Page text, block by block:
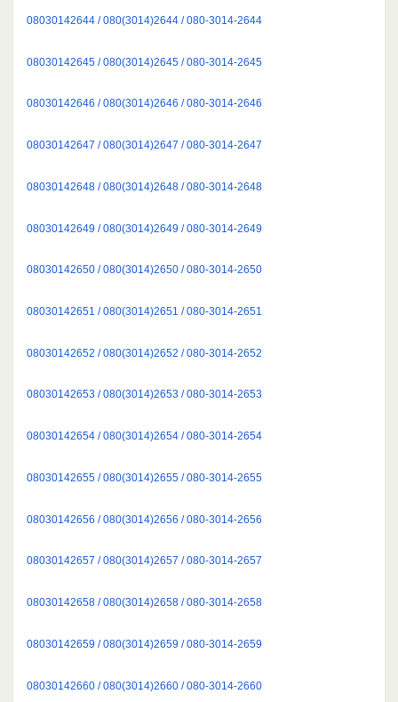
08030142644 / 080(3014)2644 / 080-3014-2644
08030142645 / 080(3014)2645 / 080-3014-2645
08030142646 / 080(3014)2646 / 080-3014-2646
08030142647 / 080(3014)2647 / 080-3014-2647
08030142648 / 080(3014)2648 / 080-3014-2648
08030142649 / 080(3014)2649 / 080-3014-2649
08030142650 / 080(3014)2650 / 080-3014-2650
08030142651 / 080(3014)2651 / 080-3014-2651
08030142652 / 080(3014)2652 / 080-3014-2652
08030142653 / 080(3014)2653 / 080-3014-2653
08030142654 / 080(3014)2654 / 080-3014-2654
08030142655 / 080(3014)2655 / 080-3014-2655
08030142656 / 080(3014)2656 / 080-3014-2656
08030142657 / 080(3014)2657 / 080-3014-2657
08030142658 / 080(3014)2658 / 080-3014-2658
08030142659 / 080(3014)2659 / 080-3014-2659
08030142660 / 080(3014)2660 / 080-3014-2660